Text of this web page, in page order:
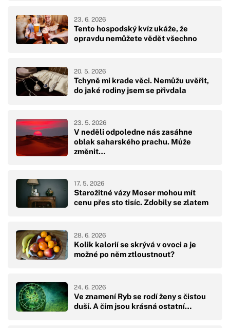
Tento hospodský kvíz ukáže, že
opravdu nemůžete vědět všechno
23. 6. 2026
Tchyně mi krade věci. Nemůžu uvěřit,
do jaké rodiny jsem se přivdala
20. 5. 2026
V neděli odpoledne nás zasáhne
oblak saharského prachu. Může
změnit…
23. 5. 2026
Starožitné vázy Moser mohou mít
cenu přes sto tisíc. Zdobily se zlatem
17. 5. 2026
Kolik kalorií se skrývá v ovoci a je
možné po něm ztloustnout?
28. 6. 2026
Ve znamení Ryb se rodí ženy s čistou
duší. A čím jsou krásná ostatní…
24. 6. 2026